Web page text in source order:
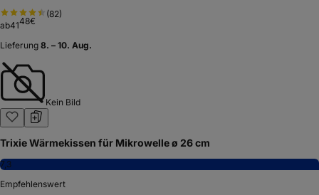
(82)
ab4148€
Lieferung 8. – 10. Aug.
Kein Bild
Trixie Wärmekissen für Mikrowelle ø 26 cm
7,3
Empfehlenswert